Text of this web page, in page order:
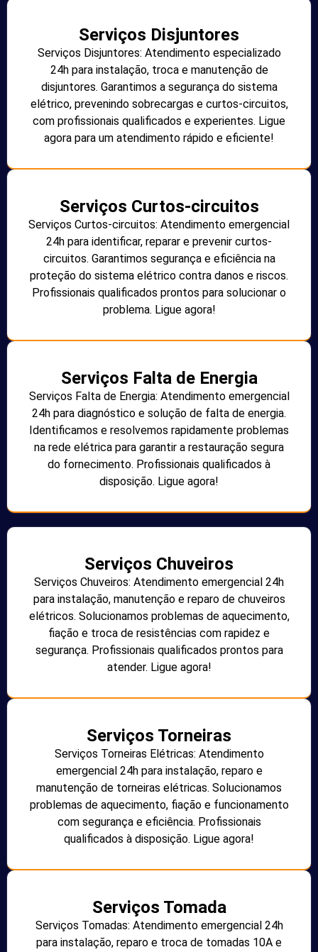
Serviços Disjuntores
Serviços Disjuntores: Atendimento especializado
24h para instalação, troca e manutenção de
disjuntores. Garantimos a segurança do sistema
elétrico, prevenindo sobrecargas e curtos-circuitos,
com profissionais qualificados e experientes. Ligue
agora para um atendimento rápido e eficiente!
Serviços Curtos-circuitos
Serviços Curtos-circuitos: Atendimento emergencial
24h para identificar, reparar e prevenir curtos-
circuitos. Garantimos segurança e eficiência na
proteção do sistema elétrico contra danos e riscos.
Profissionais qualificados prontos para solucionar o
problema. Ligue agora!
Serviços Falta de Energia
Serviços Falta de Energia: Atendimento emergencial
24h para diagnóstico e solução de falta de energia.
Identificamos e resolvemos rapidamente problemas
na rede elétrica para garantir a restauração segura
do fornecimento. Profissionais qualificados à
disposição. Ligue agora!
Serviços Chuveiros
Serviços Chuveiros: Atendimento emergencial 24h
para instalação, manutenção e reparo de chuveiros
elétricos. Solucionamos problemas de aquecimento,
fiação e troca de resistências com rapidez e
segurança. Profissionais qualificados prontos para
atender. Ligue agora!
Serviços Torneiras
Serviços Torneiras Elétricas: Atendimento
emergencial 24h para instalação, reparo e
manutenção de torneiras elétricas. Solucionamos
problemas de aquecimento, fiação e funcionamento
com segurança e eficiência. Profissionais
qualificados à disposição. Ligue agora!
Serviços Tomada
Serviços Tomadas: Atendimento emergencial 24h
para instalação, reparo e troca de tomadas 10A e